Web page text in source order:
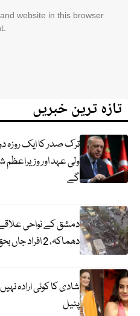
website in this browser
تازہ ترین خبریں
ترک صدر کا ایک روزہ
ولی عہد اور
گے
دمشق کے نواحی
دھماکہ، 2 افراد جاں بحق، متعدد زخمی
شادی کا کوئی ارادہ
پٹیل